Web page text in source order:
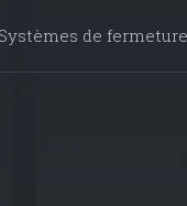
Systèmes de